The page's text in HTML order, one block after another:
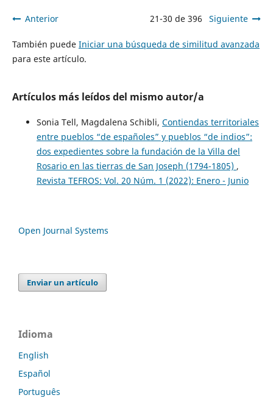
Anterior 21-30 de 396 Siguiente
También puede Iniciar una búsqueda de similitud avanzada
para este artículo.
Artículos más leídos del mismo autor/a
Sonia Tell, Magdalena Schibli, Contiendas territoriales
entre pueblos “de españoles” y pueblos “de indios”:
dos expedientes sobre la fundación de la Villa del
Rosario en las tierras de San Joseph (1794-1805) ,
Revista TEFROS: Vol. 20 Núm. 1 (2022): Enero - Junio
Open Journal Systems
Enviar un artículo
Idioma
English
Español
Português